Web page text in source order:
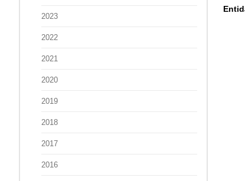
2023
2022
2021
2020
2019
2018
2017
2016